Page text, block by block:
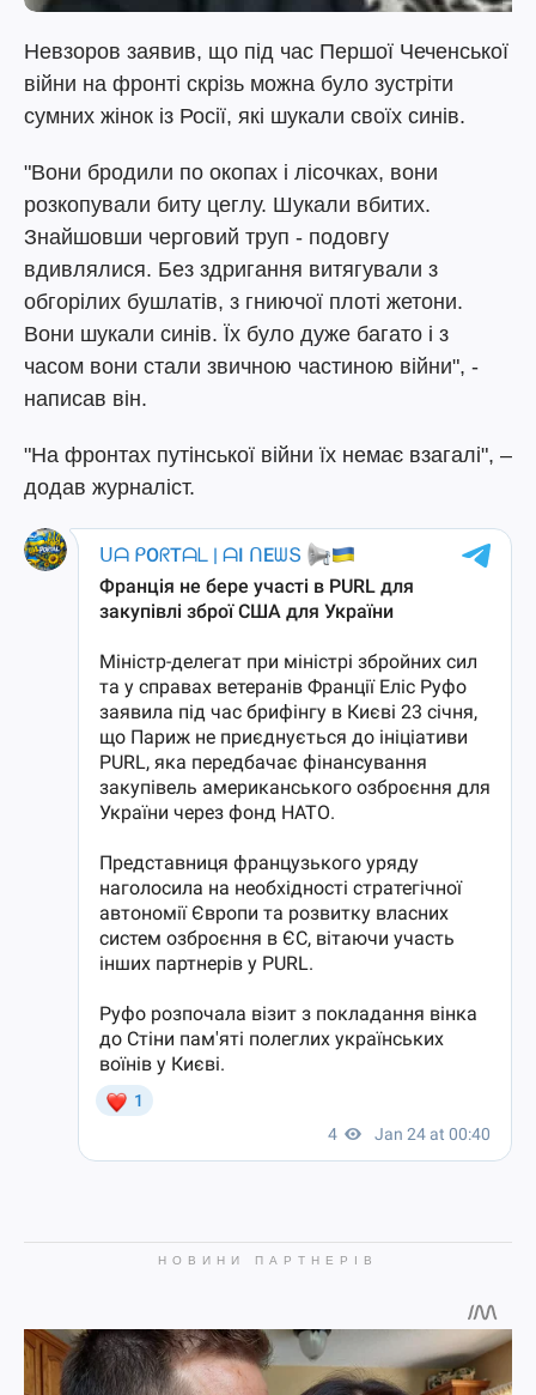
Невзоров заявив, що під час Першої Чеченської
війни на фронті скрізь можна було зустріти
сумних жінок із Росії, які шукали своїх синів.
"Вони бродили по окопах і лісочках, вони
розкопували биту цеглу. Шукали вбитих.
Знайшовши черговий труп - подовгу
вдивлялися. Без здригання витягували з
обгорілих бушлатів, з гниючої плоті жетони.
Вони шукали синів. Їх було дуже багато і з
часом вони стали звичною частиною війни", -
написав він.
"На фронтах путінської війни їх немає взагалі", –
додав журналіст.